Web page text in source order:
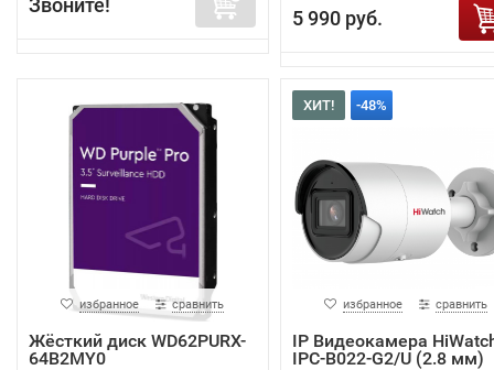
Звоните!
5 990 руб.
избранное сравнить
Жёсткий диск WD62PURX-
64B2MY0
ХИТ! -48%
избранное сравнить
IP Видеокамера
IPC-B022-G2/U (2.8 мм)